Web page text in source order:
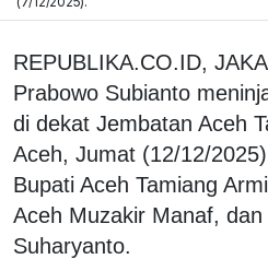
REPUBLIKA.CO.ID,
Prabowo Subianto
di dekat Jembatan Aceh
Aceh, Jumat (12/12/
Bupati Aceh Tamiang
Aceh Muzakir Manaf,
Suharyanto.